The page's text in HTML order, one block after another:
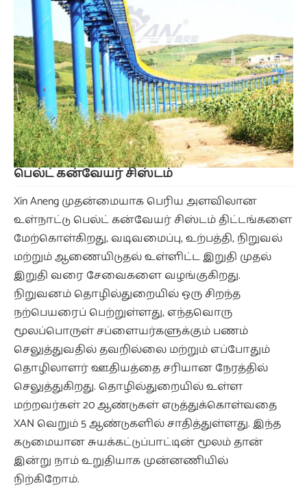
பெல்ட் கன்வேயர் சிஸ்டம்
Xin Aneng முதன்மையாக பெரிய அளவிலான
உள்நாட்டு பெல்ட் கன்வேயர் சிஸ்டம் திட்டங்களை
மேற்கொள்கிறது, வடிவமைப்பு, உற்பத்தி, நிறுவல்
மற்றும் ஆணையிடுதல் உள்ளிட்ட இறுதி முதல்
இறுதி வரை சேவைகளை வழங்குகிறது.
நிறுவனம் தொழில்துறையில் ஒரு சிறந்த
நற்பெயரைப் பெற்றுள்ளது, எந்தவொரு
மூலப்பொருள் சப்ளையர்களுக்கும் பணம்
செலுத்துவதில் தவறில்லை மற்றும் எப்போதும்
தொழிலாளர் ஊதியத்தை சரியான நேரத்தில்
செலுத்துகிறது. தொழில்துறையில் உள்ள
மற்றவர்கள் 20 ஆண்டுகள் எடுத்துக்கொள்வதை
XAN வெறும் 5 ஆண்டுகளில் சாதித்துள்ளது. இந்த
கடுமையான சுயக்கட்டுப்பாட்டின் மூலம் தான்
இன்று நாம் உறுதியாக முன்னணியில்
நிற்கிறோம்.